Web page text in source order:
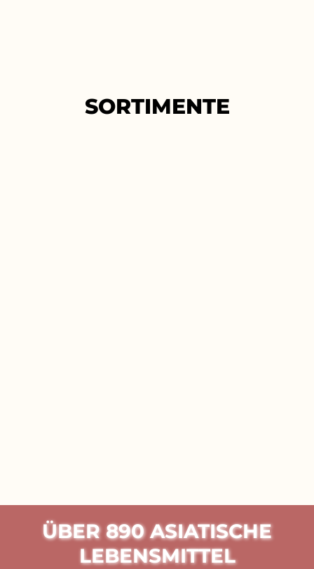
SORTIMENTE
ÜBER 890 ASIATISCHE
LEBENSMITTEL